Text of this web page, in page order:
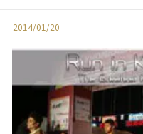
2014/01/20